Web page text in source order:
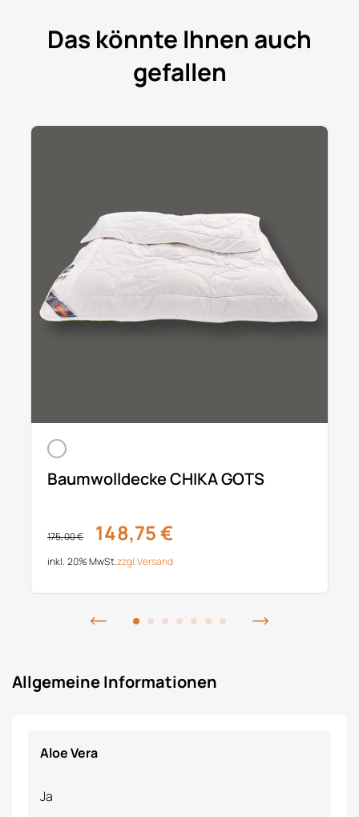
Das könnte Ihnen auch
gefallen
Baumwolldecke CHIKA GOTS
175,00 € 148,75 €
inkl. 20% MwSt.zzgl.Versand
Allgemeine Informationen
Aloe Vera
Ja